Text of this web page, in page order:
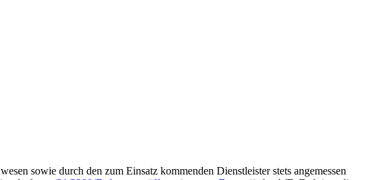
sowie durch den zum Einsatz kommenden Dienstleister stets angemessen